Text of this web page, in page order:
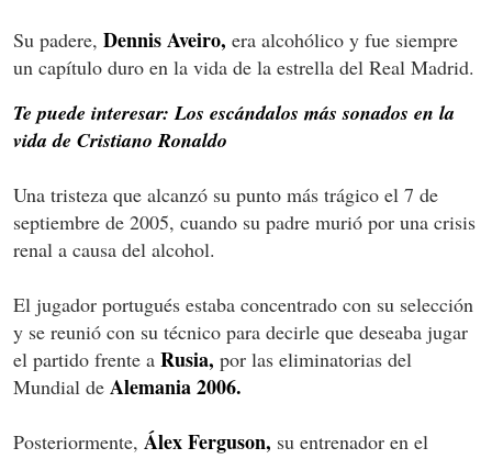
Su padere, Dennis Aveiro, era alcohólico y fue siempre
un capítulo duro en la vida de la estrella del Real Madrid.
Te puede interesar: Los escándalos más sonados en la
vida de Cristiano Ronaldo
Una tristeza que alcanzó su punto más trágico el 7 de
septiembre de 2005, cuando su padre murió por una crisis
renal a causa del alcohol.
El jugador portugués estaba concentrado con su selección
y se reunió con su técnico para decirle que deseaba jugar
el partido frente a Rusia, por las eliminatorias del
Mundial de Alemania 2006.
Posteriormente, Álex Ferguson, su entrenador en el